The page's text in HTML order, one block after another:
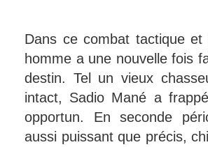
Dans ce combat tactique et
homme a une nouvelle fois
destin. Tel un vieux
intact, Sadio Mané a
opportun. En seconde
aussi puissant que précis,